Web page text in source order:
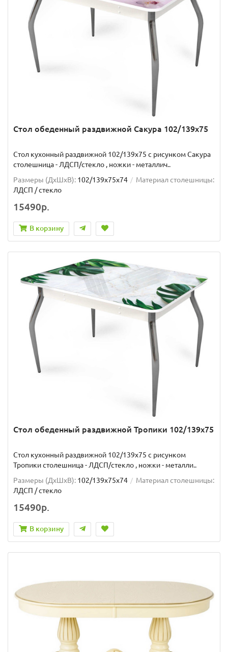
Стол обеденный раздвижной Сакура 102/139х75
Стол кухонный раздвижной 102/139x75 с рисунком Сакура
столешница - ЛДСП/стекло , ножки - металлич..
Размеры (ДхШxВ): 102/139х75х74
Материал столешницы:
ЛДСП / стекло
15490р.
В корзину
Стол обеденный раздвижной Тропики 102/139х75
Стол кухонный раздвижной 102/139x75 с рисунком
Тропики столешница - ЛДСП/стекло , ножки - металли..
Размеры (ДхШxВ): 102/139х75х74
Материал столешницы:
ЛДСП / стекло
15490р.
В корзину